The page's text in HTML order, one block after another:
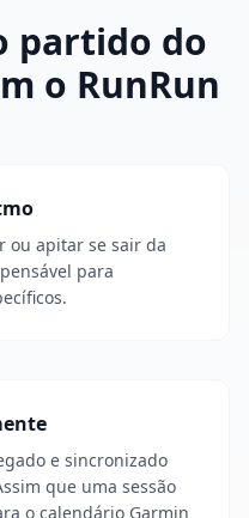
partido do
o RunRun
ou apitar se sair da
para
e sincronizado
que uma sessão
o calendário Garmin